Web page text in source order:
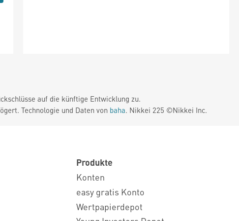
auf die künftige Entwicklung zu.
Technologie und Daten von baha. Nikkei 225 ©Nikkei Inc.
Produkte
Konten
easy gratis Konto
Wertpapierdepot